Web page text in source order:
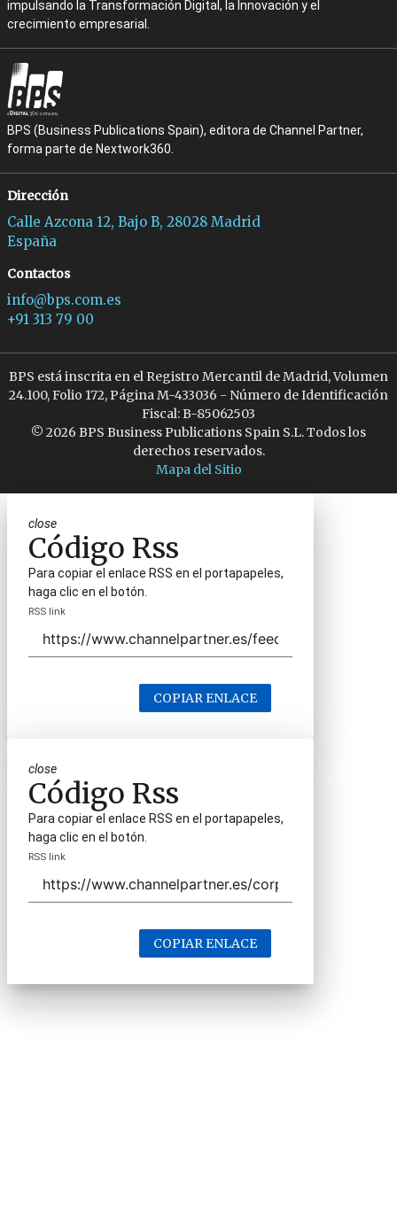
impulsando la Transformación Digital, la Innovación y el
crecimiento empresarial.
BPS (Business Publications Spain), editora de Channel Partner,
forma parte de Nextwork360.
Dirección
Calle Azcona 12, Bajo B, 28028 Madrid
España
Contactos
info@bps.com.es
+91 313 79 00
BPS está inscrita en el Registro Mercantil de Madrid, Volumen
24.100, Folio 172, Página M-433036 - Número de Identificación
Fiscal: B-85062503
© 2026 BPS Business Publications Spain S.L. Todos los
derechos reservados.
Mapa del Sitio
close
Código Rss
Para copiar el enlace RSS en el portapapeles,
haga clic en el botón.
RSS link
COPIAR ENLACE
close
Código Rss
Para copiar el enlace RSS en el portapapeles,
haga clic en el botón.
RSS link
COPIAR ENLACE